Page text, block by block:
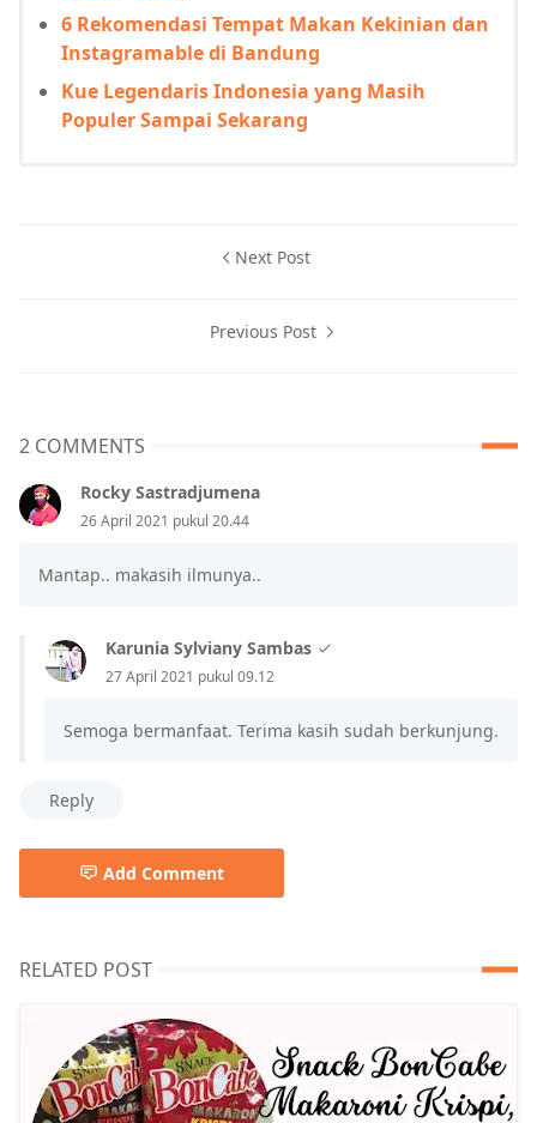
6 Rekomendasi Tempat Makan Kekinian dan
Instagramable di Bandung
Kue Legendaris Indonesia yang Masih
Populer Sampai Sekarang
Next Post
Previous Post
2 COMMENTS
Rocky Sastradjumena
26 April 2021 pukul 20.44
Mantap.. makasih ilmunya..
Karunia Sylviany Sambas
27 April 2021 pukul 09.12
Semoga bermanfaat. Terima kasih sudah berkunjung.
Reply
Add Comment
RELATED POST